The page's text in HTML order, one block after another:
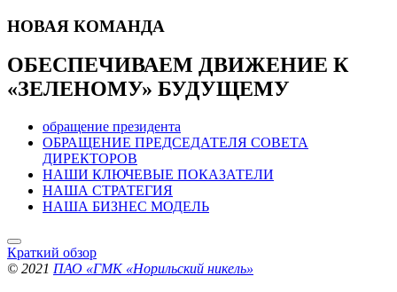
НОВАЯ КОМАНДА
ОБЕСПЕЧИВАЕМ ДВИЖЕНИЕ К
«ЗЕЛЕНОМУ» БУДУЩЕМУ
обращение президента
ОБРАЩЕНИЕ ПРЕДСЕДАТЕЛЯ СОВЕТА
ДИРЕКТОРОВ
НАШИ КЛЮЧЕВЫЕ ПОКАЗАТЕЛИ
НАША СТРАТЕГИЯ
НАША БИЗНЕС МОДЕЛЬ
Краткий обзор
© 2021 ПАО «ГМК «Норильский никель»